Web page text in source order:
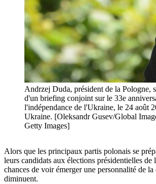
Andrzej Duda, président de la Pologne,
d'un briefing conjoint sur le 33e
l'indépendance de l'Ukraine, le 24 août
Ukraine. [Oleksandr Gusev/Global
Getty Images]
Alors que les principaux partis polonais se
leurs candidats aux élections présidentielles de
chances de voir émerger une personnalité de
diminuent.